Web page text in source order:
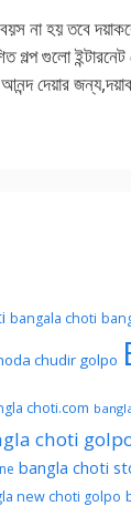
না হয় তবে
গল্প গুলো
দেয়ার
bangala choti
chudir golpo
choti.com
choti
bangla choti
new choti golpo